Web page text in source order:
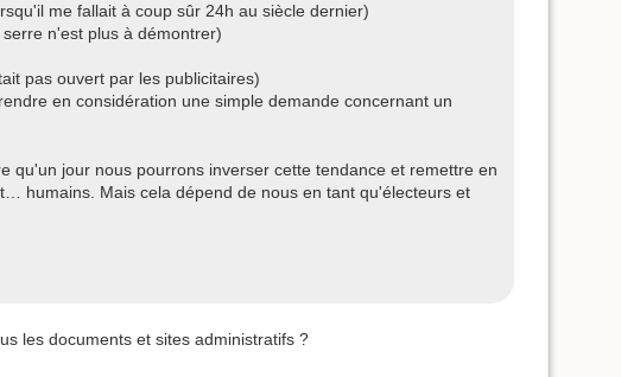
me fallait à coup sûr 24h au siècle dernier)
n'est plus à démontrer)
pas ouvert par les publicitaires)
en considération une simple demande concernant un
qu'un jour nous pourrons inverser cette tendance et remettre en
humains. Mais cela dépend de nous en tant qu'électeurs et
les documents et sites administratifs ?